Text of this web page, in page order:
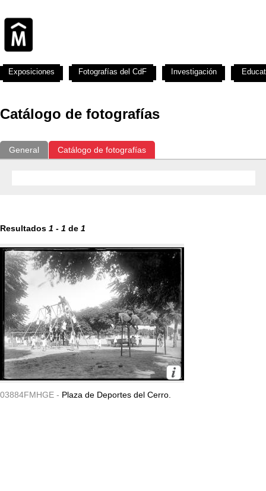
Catálogo de fotografías
General Catálogo de fotografías
Resultados 1 - 1 de 1
03884FMHGE - Plaza de Deportes del Cerro.
Exposiciones Fotografías del CdF Investigación